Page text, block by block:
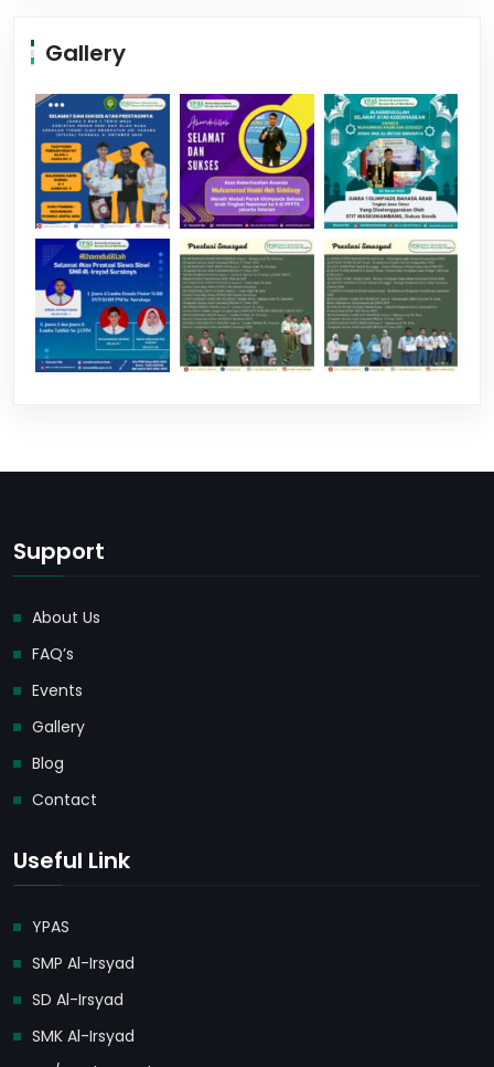
Gallery
Support
About Us
FAQ’s
Events
Gallery
Blog
Contact
Useful Link
YPAS
SMP Al-Irsyad
SD Al-Irsyad
SMK Al-Irsyad